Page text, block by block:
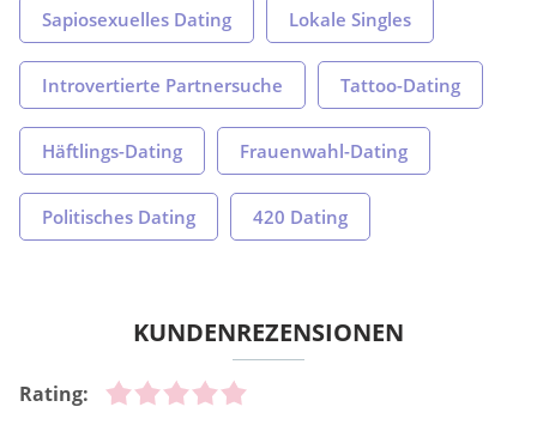
Sapiosexuelles Dating Lokale Singles
Introvertierte Partnersuche Tattoo-Dating
Häftlings-Dating Frauenwahl-Dating
Politisches Dating 420 Dating
KUNDENREZENSIONEN
Rating: